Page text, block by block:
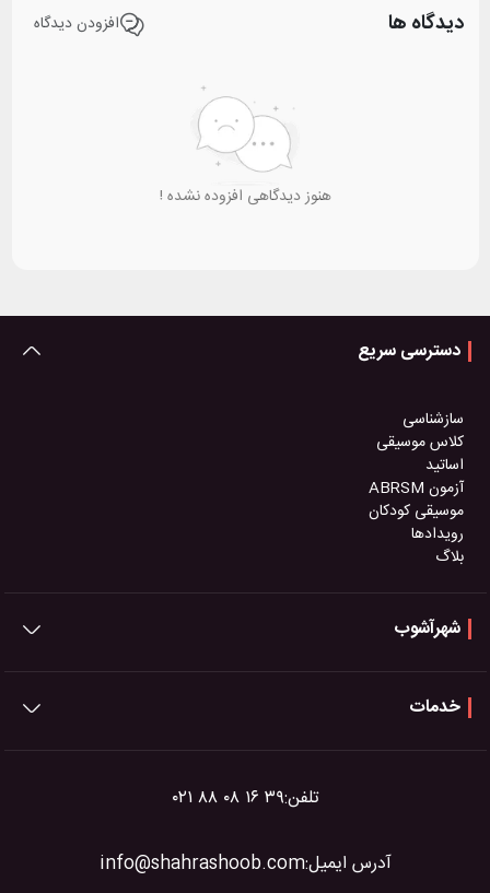
دیدگاه ها افزودن دیدگاه
هنوز دیدگاهی افزوده نشده !
تلفن:۰۲۱ ۸۸ ۰۸ ۱۶ ۳۹
آدرس ایمیل:info@shahrashoob.com
دسترسی سریع
سازشناسی
کلاس موسیقی
اساتید
آزمون ABRSM
موسیقی کودکان
رویدادها
بلاگ
شهرآشوب
خدمات